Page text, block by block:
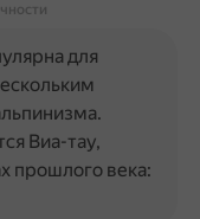
для
Виа-тау,
прошлого века: